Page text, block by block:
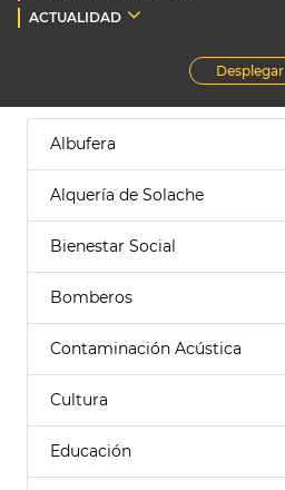
ACTUALIDAD
Desplegar
Albufera
Alquería de Solache
Bienestar Social
Bomberos
Contaminación Acústica
Cultura
Educación